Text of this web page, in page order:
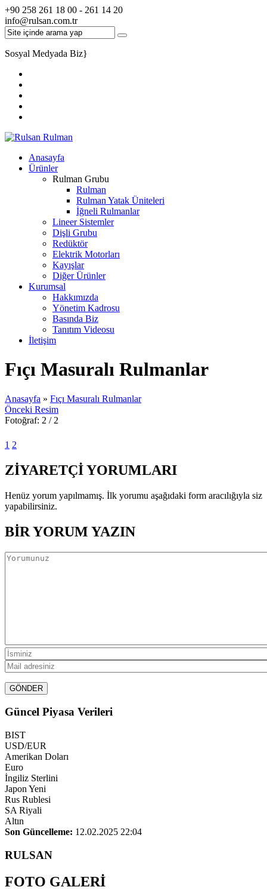
+90 258 261 18 00 - 261 14 20
info@rulsan.com.tr
Sosyal Medyada Biz}
Anasayfa
Ürünler
Rulman Grubu
Rulman
Rulman Yatak Üniteleri
İğneli Rulmanlar
Lineer Sistemler
Dişli Grubu
Redüktör
Elektrik Motorları
Kayışlar
Diğer Ürünler
Kurumsal
Hakkımızda
Yönetim Kadrosu
Basında Biz
Tanıtım Videosu
İletişim
Fıçı Masuralı Rulmanlar
Anasayfa » Fıçı Masuralı Rulmanlar
Önceki Resim
Fotoğraf: 2 / 2
1 2
ZİYARETÇİ YORUMLARI
Henüz yorum yapılmamış. İlk yorumu aşağıdaki form aracılığıyla siz
yapabilirsiniz.
BİR YORUM YAZIN
Güncel Piyasa Verileri
BIST
USD/EUR
Amerikan Doları
Euro
İngiliz Sterlini
Japon Yeni
Rus Rublesi
SA Riyali
Altın
Son Güncelleme: 12.02.2025 22:04
RULSAN
FOTO GALERİ